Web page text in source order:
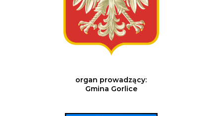
organ prowadzący:
Gmina Gorlice